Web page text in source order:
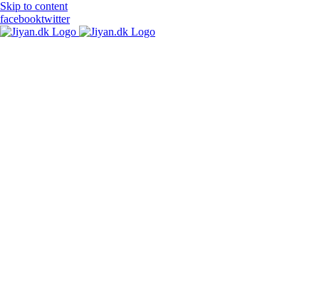
Skip to content
facebooktwitter